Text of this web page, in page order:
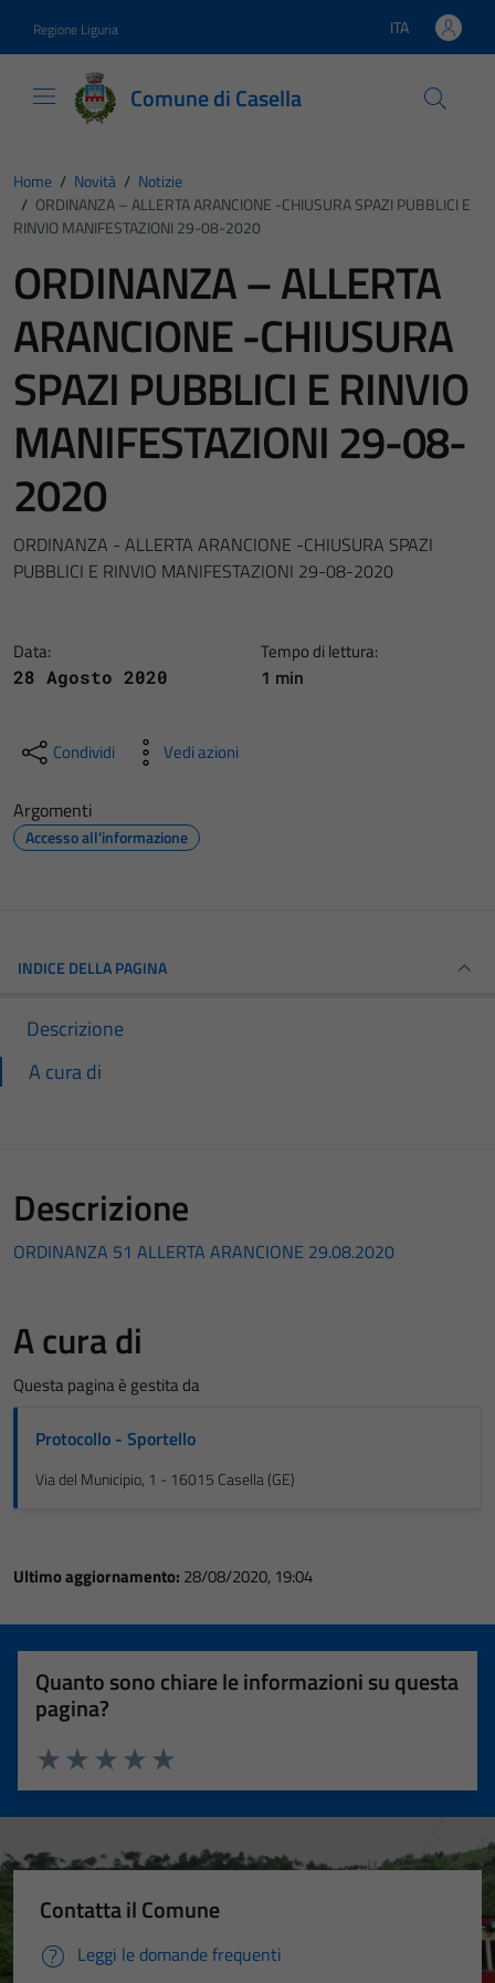
Regione Liguria Lingua attiva:
ITA
Comune di Casella
Home / Novità / Notizie
/ ORDINANZA – ALLERTA ARANCIONE -CHIUSURA SPAZI PUBBLICI E
RINVIO MANIFESTAZIONI 29-08-2020
ORDINANZA – ALLERTA
ARANCIONE -CHIUSURA
SPAZI PUBBLICI E RINVIO
MANIFESTAZIONI 29-08-
2020
ORDINANZA - ALLERTA ARANCIONE -CHIUSURA SPAZI
PUBBLICI E RINVIO MANIFESTAZIONI 29-08-2020
Data:
28 Agosto 2020
Tempo di lettura:
1 min
Condividi Vedi azioni
Argomenti
Accesso all'informazione
INDICE DELLA PAGINA
Descrizione
A cura di
Descrizione
ORDINANZA 51 ALLERTA ARANCIONE 29.08.2020
A cura di
Questa pagina è gestita da
Protocollo - Sportello
Via del Municipio, 1 - 16015 Casella (GE)
Ultimo aggiornamento: 28/08/2020, 19:04
Quanto sono chiare le informazioni su questa
pagina?
Valuta 5 stelle su 5
Valuta 4 stelle su 5
Valuta 3 stelle su 5
Valuta 2 stelle su 5
Valuta 1 stelle su 5
Contatta il Comune
Leggi le domande frequenti